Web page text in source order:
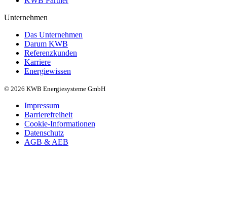
Unternehmen
Das Unternehmen
Darum KWB
Referenzkunden
Karriere
Energiewissen
© 2026 KWB Energiesysteme GmbH
Impressum
Barrierefreiheit
Cookie-Informationen
Datenschutz
AGB & AEB